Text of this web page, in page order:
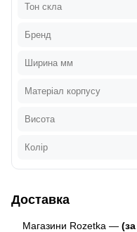
Тон скла
Бренд
Ширина мм
Матеріал корпусу
Висота
Колір
Доставка
Магазини Rozetka —